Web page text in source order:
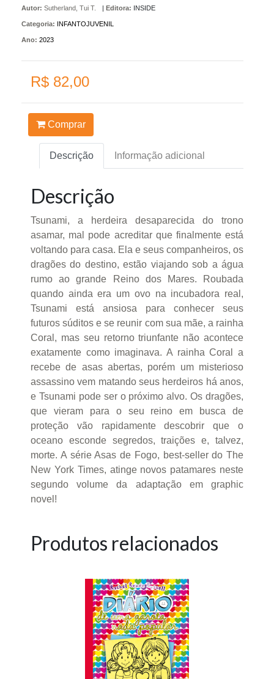
Autor: Sutherland, Tui T. | Editora: INSIDE
Categoria: INFANTOJUVENIL
Ano: 2023
R$ 82,00
Comprar
Descrição Informação adicional
Descrição
Tsunami, a herdeira desaparecida do trono
asamar, mal pode acreditar que finalmente está
voltando para casa. Ela e seus companheiros, os
dragões do destino, estão viajando sob a água
rumo ao grande Reino dos Mares. Roubada
quando ainda era um ovo na incubadora real,
Tsunami está ansiosa para conhecer seus
futuros súditos e se reunir com sua mãe, a rainha
Coral, mas seu retorno triunfante não acontece
exatamente como imaginava. A rainha Coral a
recebe de asas abertas, porém um misterioso
assassino vem matando seus herdeiros há anos,
e Tsunami pode ser o próximo alvo. Os dragões,
que vieram para o seu reino em busca de
proteção vão rapidamente descobrir que o
oceano esconde segredos, traições e, talvez,
morte. A série Asas de Fogo, best-seller do The
New York Times, atinge novos patamares neste
segundo volume da adaptação em graphic
novel!
Produtos relacionados